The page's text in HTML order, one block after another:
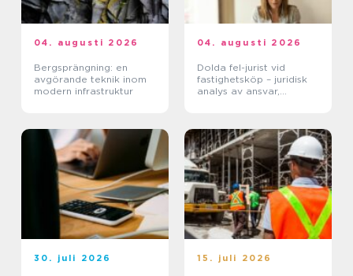
04. augusti 2026
Bergsprängning: en
avgörande teknik inom
modern infrastruktur
04. augusti 2026
Dolda fel-jurist vid
fastighetsköp – juridisk
analys av ansvar,
30. juli 2026 15. juli 2026